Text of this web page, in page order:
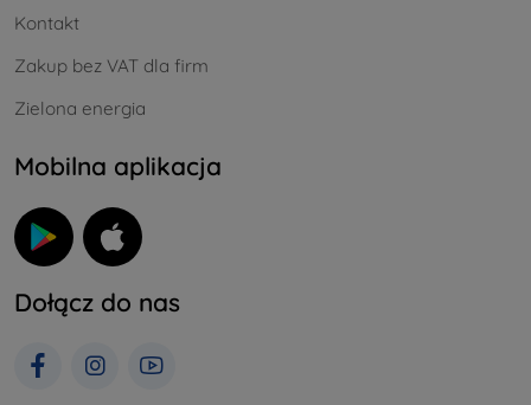
Kontakt
Zakup bez VAT dla firm
Zielona energia
Mobilna aplikacja
Dołącz do nas